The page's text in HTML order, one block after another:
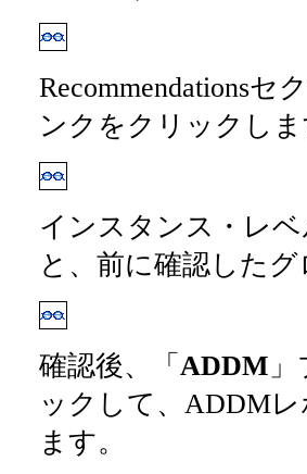
Recommendationsセ
ンクをクリックしま
インスタンス・レ
と、前に確認した
確認後、「 ADDM
ックして、ADDM
ます。